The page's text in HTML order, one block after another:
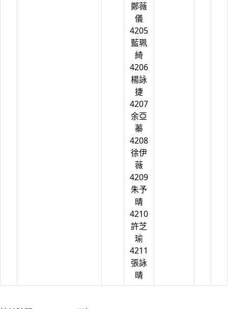
鄭薇
儀
4205
藍珮
綺
4206
楊詠
捷
4207
余亞
蓁
4208
徐伊
薇
4209
朱予
晴
4210
許芝
瑜
4211
張詠
晴